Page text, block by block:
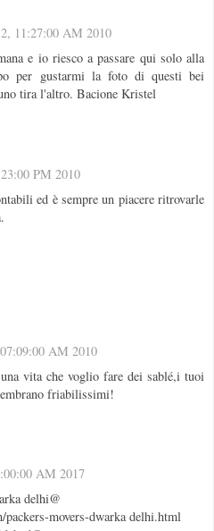
11:27:00 AM 2010
e io riesco a passare qui solo alla
per gustarmi la foto di questi bei
tira l'altro. Bacione Kristel
PM 2010
ed è sempre un piacere ritrovarle
AM 2010
vita che voglio fare dei sablé,i tuoi
friabilissimi!
AM 2017
delhi@
movers-dwarka delhi.html